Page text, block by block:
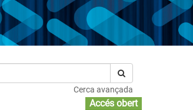
Cerca avançada
Accés obert